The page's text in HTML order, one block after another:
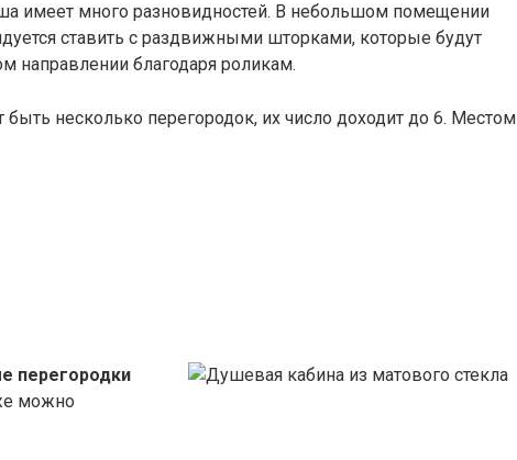
имеет много разновидностей. В небольшом помещении
ставить с раздвижными шторками, которые будут
направлении благодаря роликам.
несколько перегородок, их число доходит до 6. Местом
перегородки
можно